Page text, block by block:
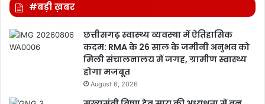
#बड़ी ख़बर
छत्तीसगढ़ स्वास्थ्य व्यवस्था में ऐतिहासिक
कदम: RMA के 26 साल के जमीनी अनुभव को
मिली संचालनालय में जगह, ग्रामीण स्वास्थ्य
होगा मजबूत
August 6, 2026